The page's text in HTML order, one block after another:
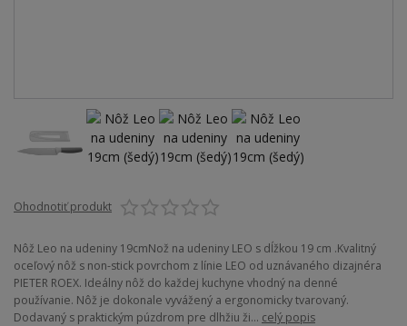
Ohodnotiť produkt
Nôž Leo na udeniny 19cmNož na udeniny LEO s dĺžkou 19 cm .Kvalitný
oceľový nôž s non-stick povrchom z línie LEO od uznávaného dizajnéra
PIETER ROEX. Ideálny nôž do každej kuchyne vhodný na denné
používanie. Nôž je dokonale vyvážený a ergonomicky tvarovaný.
Dodavaný s praktickým púzdrom pre dlhžiu ži... celý popis